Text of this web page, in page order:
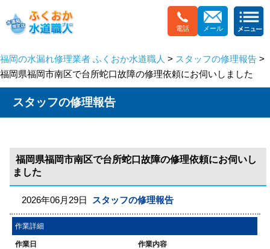
電話 メール
福岡の水漏れ修理業者 ふくおか水道職人 > スタッフの修理報告 >
福岡県福岡市南区で台所蛇口故障の修理依頼にお伺いしました
スタッフの修理報告
福岡県福岡市南区で台所蛇口故障の修理依頼にお伺いし
ました
2026年06月29日 スタッフの修理報告
作業詳細
作業日
作業内容